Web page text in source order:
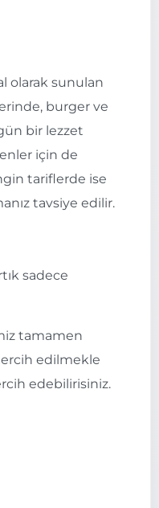
olarak sunulan
burger ve
bir lezzet
için de
tariflerde ise
tavsiye edilir.
sadece
tamamen
edilmekle
edebilirisiniz.